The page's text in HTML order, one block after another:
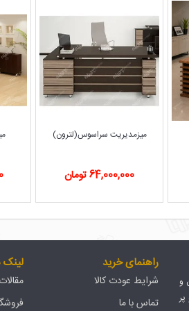
میزمدیریت
64,000,000
میزمدیریت سلنا (لترون)
78,000,000 تومان
مقالات
راهنمای خرید
شرایط عودت کالا
تماس با ما
و